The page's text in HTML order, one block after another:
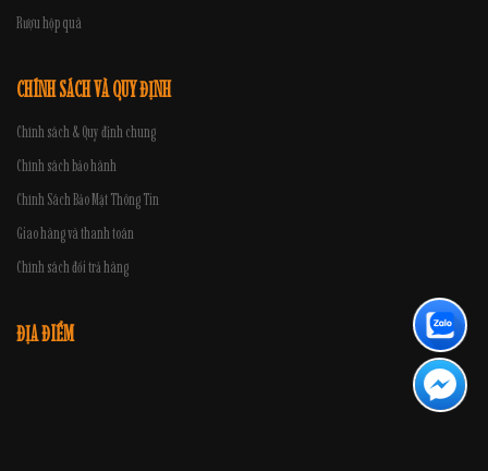
Rượu hộp quà
CHÍNH SÁCH VÀ QUY ĐỊNH
Chính sách & Quy định chung
Chính sách bảo hành
Chính Sách Bảo Mật Thông Tin
Giao hàng và thanh toán
Chính sách đổi trả hàng
ĐỊA ĐIỂM